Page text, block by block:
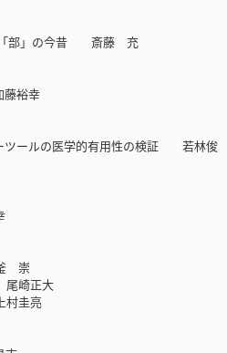
「部」の今昔 斎藤 充
裕幸
ツールの医学的有用性の検証 若林俊
崇
崎正大
圭亮